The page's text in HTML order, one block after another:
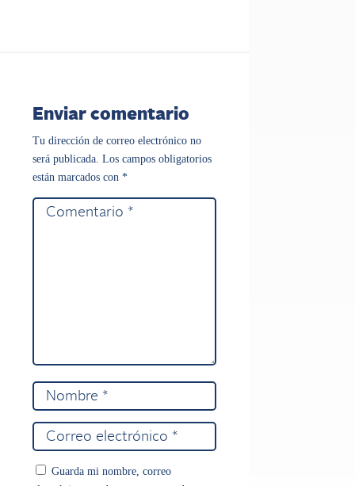
Enviar comentario
Tu dirección de correo electrónico no
será publicada. Los campos obligatorios
están marcados con *
Guarda mi nombre, correo